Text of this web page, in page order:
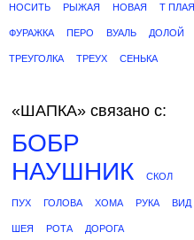
НОСИТЬ РЫЖАЯ НОВАЯ Т ПЛАЯ
ФУРАЖКА ПЕРО ВУАЛЬ ДОЛОЙ
ТРЕУГОЛКА ТРЕУХ СЕНЬКА
«ШАПКА» связано с:
БОБР
НАУШНИК
СКОЛ
ПУХ ГОЛОВА ХОМА РУКА ВИД
ШЕЯ РОТА ДОРОГА